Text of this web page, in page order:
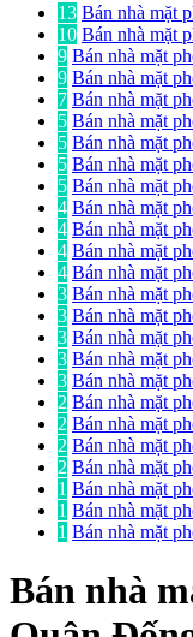
13 Bán nhà mặt
10 Bán nhà mặt
9 Bán nhà mặt
9 Bán nhà mặt
7 Bán nhà mặt
5 Bán nhà mặt
5 Bán nhà mặt
5 Bán nhà mặt
5 Bán nhà mặt
4 Bán nhà mặt
4 Bán nhà mặt
4 Bán nhà mặt
4 Bán nhà mặt
3 Bán nhà mặt
3 Bán nhà mặt
3 Bán nhà mặt
3 Bán nhà mặt
3 Bán nhà mặt
2 Bán nhà mặt
2 Bán nhà mặt
2 Bán nhà mặt
2 Bán nhà mặt
1 Bán nhà mặt
1 Bán nhà mặt
1 Bán nhà mặt
Bán nhà